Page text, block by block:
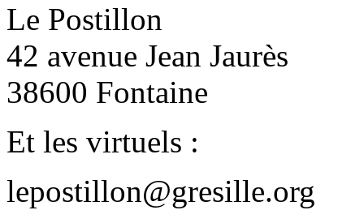
Le Postillon
42 avenue Jean Jaurès
38600 Fontaine
Et les virtuels :
lepostillon@gresille.org